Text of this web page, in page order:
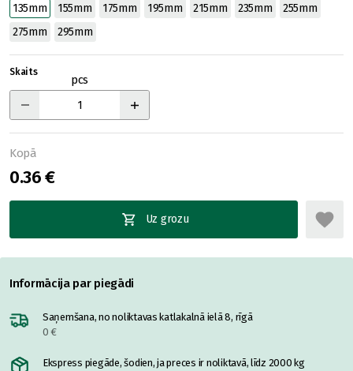
135mm 155mm 175mm 195mm 215mm 235mm
255mm
275mm
295mm
Skaits
pcs
Kopā
0.36 €
Uz grozu
Informācija par piegādi
Saņemšana, no noliktavas katlakalnā ielā 8, rīgā
0 €
Ekspress piegāde, šodien, ja preces ir noliktavā, līdz 2000 kg